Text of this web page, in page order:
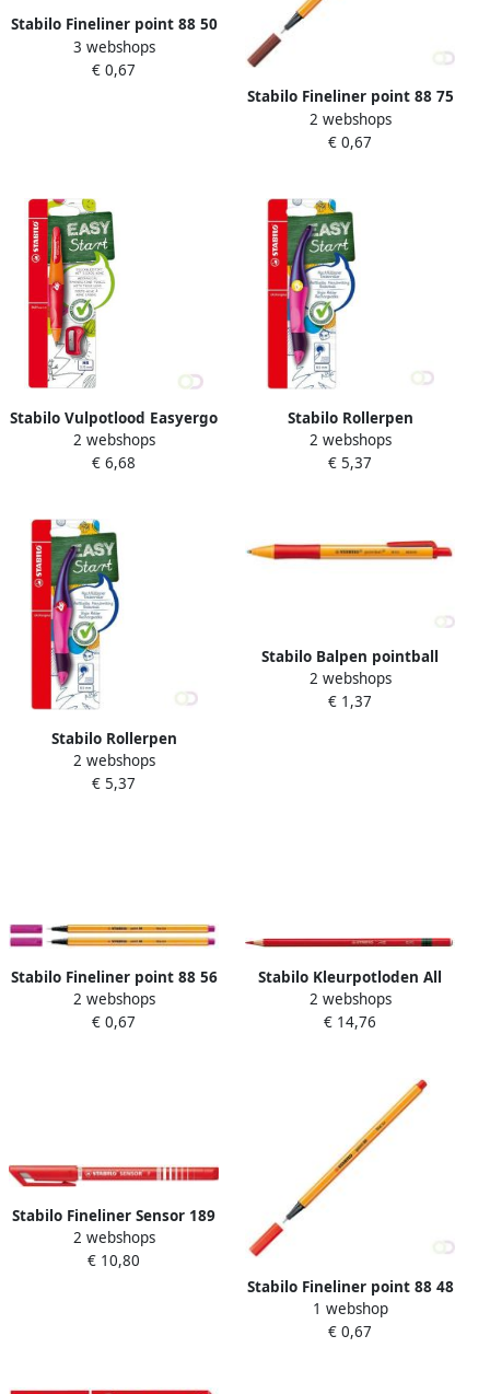
Stabilo Fineliner point 88 50
fijn donkerrood
3 webshops
€ 0,67
Stabilo Fineliner point 88 75
fijn sienna
2 webshops
€ 0,67
Stabilo Vulpotlood Easyergo
HB 3.15mm rechtshandig
oranje rood incl
2 webshops
€ 6,68
Stabilo Rollerpen
Easyoriginal linkshandig
holograph edition medium
2 webshops
€ 5,37
Stabilo Rollerpen
Easyoriginal rechtshandig
holograph edition medium
2 webshops
€ 5,37
Stabilo Balpen pointball
6030 40 medium rood
2 webshops
€ 1,37
Stabilo Fineliner point 88 56
fijn roze rood
2 webshops
€ 0,67
Stabilo Kleurpotloden All
8040 rood
2 webshops
€ 14,76
Stabilo Fineliner Sensor 189
40 fijn rood
2 webshops
€ 10,80
Stabilo Fineliner point 88 48
fijn lichtrood
1 webshop
€ 0,67